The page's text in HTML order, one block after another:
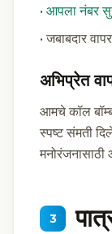
• आपला नंबर
• जबाबदार
अभिप्रेत
आमचे कॉल
स्पष्ट संमती
मनोरंजनासाठी
3